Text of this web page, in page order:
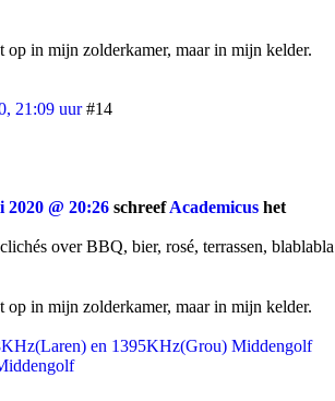
op in mijn zolderkamer, maar in mijn kelder.
21:09 uur #14
@ 20:26 schreefAcademicus het
over BBQ, bier, rosé, terrassen, blablabla
op in mijn zolderkamer, maar in mijn kelder.
en 1395KHz(Grou) Middengolf